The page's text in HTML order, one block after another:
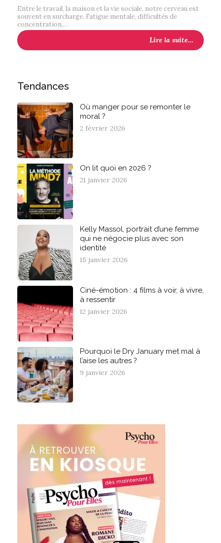
Entre le travail, la maison et la vie sociale, notre cerveau est
souvent en surcharge. Fatigue mentale, difficultés de
concentration,…
Lire la suite…
Tendances
Où manger pour se remonter le
moral ?
2 février 2026
On lit quoi en 2026 ?
21 janvier 2026
Kelly Massol, portrait d’une femme
qui ne négocie plus avec son
identité
15 janvier 2026
Ciné-émotion : 4 films à voir, à vivre,
à ressentir
12 janvier 2026
Pourquoi le Dry January met mal à
l’aise les autres ?
9 janvier 2026